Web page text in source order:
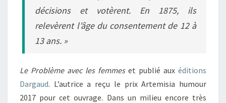
décisions et votèrent. En 1875, ils
relevèrent l’âge du consentement de 12 à
13 ans. »
Le Problème avec les femmeset publié aux éditions
Dargaud. L’autrice a reçu le prix Artemisia humour
2017 pour cet ouvrage. Dans un milieu encore très